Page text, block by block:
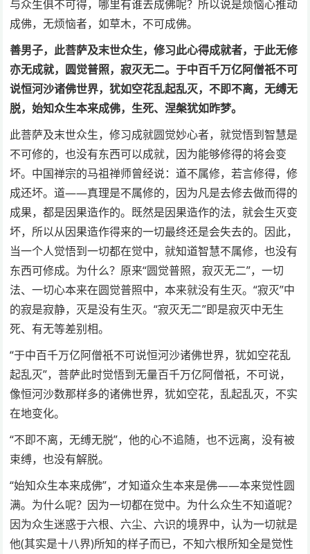
与众生俱不可得，哪里有谁去成佛呢？所以说是烦恼心推动
成佛，无烦恼者，如草木，不可成佛。
善男子，此菩萨及末世众生，修习此心得成就者，于此无修
亦无成就，圆觉普照，寂灭无二。于中百千万亿阿僧祇不可
说恒河沙诸佛世界，犹如空花乱起乱灭，不即不离，无缚无
脱，始知众生本来成佛，生死、涅槃犹如昨梦。
此菩萨及末世众生，修习成就圆觉妙心者，就觉悟到智慧是
不可修的，也没有东西可以成就，因为能够修得的将会变
坏。中国禅宗的马祖禅师曾经说：道不属修，若言修得，修
成还坏。道——真理是不属修的，因为凡是去修去做而得的
成果，都是因果造作的。既然是因果造作的法，就会生灭变
坏，所以从因果造作得来的一切最终还是会失去的。因此，
当一个人觉悟到一切都在觉中，就知道智慧不属修，也没有
东西可修成。为什么？原来“圆觉普照，寂灭无二”，一切
法、一切心本来在圆觉普照中，本来就没有生灭。“寂灭”中
的寂是寂静，灭是没有生灭。“寂灭无二”即是寂灭中无生
死、有无等差别相。
“于中百千万亿阿僧祇不可说恒河沙诸佛世界，犹如空花乱
起乱灭”，菩萨此时觉悟到无量百千万亿阿僧祇，不可说，
像恒河沙数那样多的诸佛世界，犹如空花，乱起乱灭，不实
在地变化。
“不即不离，无缚无脱”，他的心不追随，也不远离，没有被
束缚，也没有解脱。
“始知众生本来成佛”，才知道众生本来是佛——本来觉性圆
满。为什么呢？因为一切都在觉中。为什么众生不知道呢？
因为众生迷惑于六根、六尘、六识的境界中，认为一切就是
他(其实是十八界)所知的样子而已，不知六根所知全是觉性